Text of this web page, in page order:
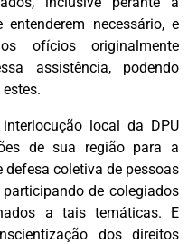
necessário, e
ofícios originalmente
assistência, podendo
local da DPU
de sua região para a
coletiva de pessoas
de colegiados
a tais temáticas. E
dos direitos